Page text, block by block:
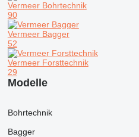
Vermeer Bohrtechnik
90
Vermeer Bagger
52
Vermeer Forsttechnik
29
Modelle
Bohrtechnik
Bagger